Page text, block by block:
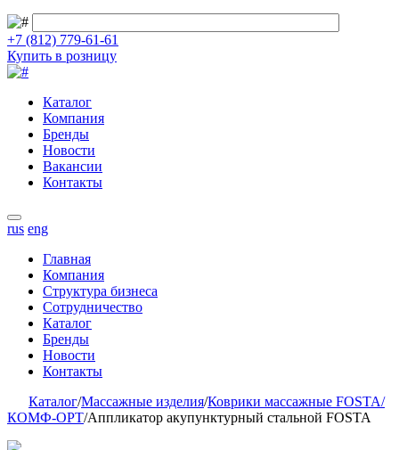
+7 (812) 779-61-61
Купить в розницу
Каталог
Компания
Бренды
Новости
Вакансии
Контакты
rus eng
Главная
Компания
Структура бизнеса
Сотрудничество
Каталог
Бренды
Новости
Контакты
Каталог/Массажные изделия/Коврики массажные FOSTA/
КОМФ-ОРТ/Аппликатор акупунктурный стальной FOSTA